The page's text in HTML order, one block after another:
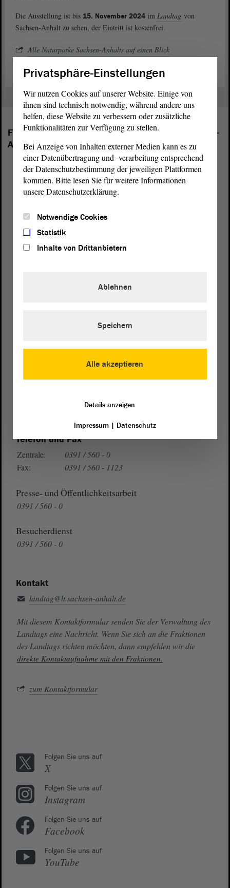
Die Ausstellung ist bis 15. November 2024 im Landtag von
Sachsen-Anhalt zu sehen, der Eintritt ist kostenfrei.
Alle Naturparke Sachsen-Anhalts auf einen Blick
Folgende Fraktionen sind im Landtag von Sachsen-
Anhalt vertreten:
Telefon und Fax
Zentrale:
0391 / 560 - 0
Fax:
0391 / 560 - 1123
Presse- und Öffentlichkeitsarbeit
0391 / 560 - 0
Besucherdienst
0391 / 560 - 0
Kontakt
landtag@lt.sachsen-anhalt.de
Mit diesem Kontaktformular senden Sie der Verwaltung des
Landtags eine Nachricht. Wenn Sie sich an die Fraktionen
des Landtags richten möchten, dann empfehlen wir die
direkte Kontaktaufnahme mit den Fraktionen.
zum Kontaktformular
Folgen Sie uns auf
X
Folgen Sie uns auf
Instagram
Folgen Sie uns auf
Facebook
Folgen Sie uns auf
YouTube
Privatsphäre-Einstellungen
Wir nutzen Cookies auf unserer Website. Einige von
ihnen sind technisch notwendig, während andere uns
helfen, diese Website zu verbessern oder zusätzliche
Funktionalitäten zur Verfügung zu stellen.
Bei Anzeige von Inhalten externer Medien kann es zu
einer Datenübertragung und -verarbeitung entsprechend
der Datenschutzbestimmung der jeweiligen Plattformen
kommen. Bitte lesen Sie für weitere Informationen
unsere Datenschutzerklärung.
Notwendige Cookies
Statistik
Inhalte von Drittanbietern
Alle akzeptieren
Ablehnen
Speichern
Details anzeigen
Impressum| Datenschutz